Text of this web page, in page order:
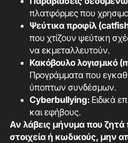
πλατφόρμες που
Ψεύτικα προφίλ
που χτίζουν ψεύτικη
να εκμεταλλευτούν.
Κακόβουλο λογισμικό
Προγράμματα που
ύποπτων συνδέσμων.
Cyberbullying: Ειδικά
και εφήβους.
Αν λάβεις μήνυμα που
στοιχεία ή κωδικούς, μην